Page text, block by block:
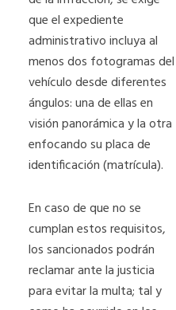
que el expediente
administrativo incluya al
menos dos fotogramas del
vehículo desde diferentes
ángulos: una de ellas en
visión panorámica y la otra
enfocando su placa de
identificación (matrícula).
En caso de que no se
cumplan estos requisitos,
los sancionados podrán
reclamar ante la justicia
para evitar la multa; tal y